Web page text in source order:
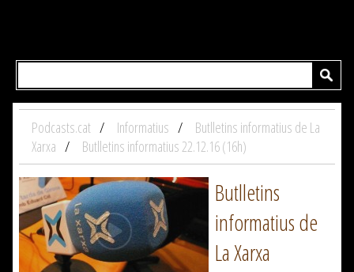
Podcasts.cat Informatius
Butlletins informatius de La
Xarxa
Butlletins informatius 22.12.16 (16h)
Butlletins
informatius de
La Xarxa